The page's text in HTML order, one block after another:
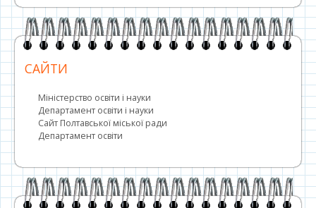
САЙТИ
Міністерство освіти і науки
Департамент освіти і науки
Сайт Полтавської міської ради
Департамент освіти